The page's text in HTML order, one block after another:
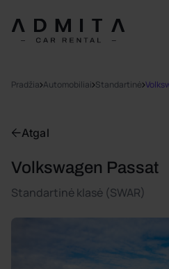
Pradžia Automobiliai Standartinė
Atgal
Volkswagen Passat
Standartinė klasė (SWAR)